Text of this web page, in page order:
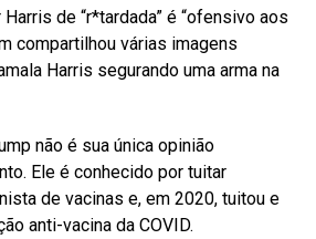
de “r*tardada” é “ofensivo aos
compartilhou várias imagens
Harris segurando uma arma na
não é sua única opinião
Ele é conhecido por tuitar
de vacinas e, em 2020, tuitou e
anti-vacina da COVID.